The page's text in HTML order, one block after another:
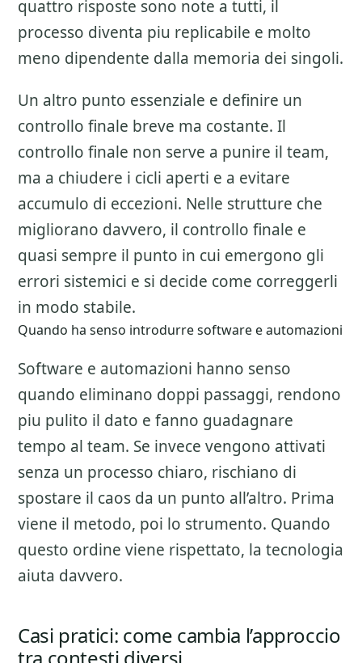
quattro risposte sono note a tutti, il
processo diventa piu replicabile e molto
meno dipendente dalla memoria dei singoli.
Un altro punto essenziale e definire un
controllo finale breve ma costante. Il
controllo finale non serve a punire il team,
ma a chiudere i cicli aperti e a evitare
accumulo di eccezioni. Nelle strutture che
migliorano davvero, il controllo finale e
quasi sempre il punto in cui emergono gli
errori sistemici e si decide come correggerli
in modo stabile.
Quando ha senso introdurre software e automazioni
Software e automazioni hanno senso
quando eliminano doppi passaggi, rendono
piu pulito il dato e fanno guadagnare
tempo al team. Se invece vengono attivati
senza un processo chiaro, rischiano di
spostare il caos da un punto all’altro. Prima
viene il metodo, poi lo strumento. Quando
questo ordine viene rispettato, la tecnologia
aiuta davvero.
Casi pratici: come cambia l’approccio